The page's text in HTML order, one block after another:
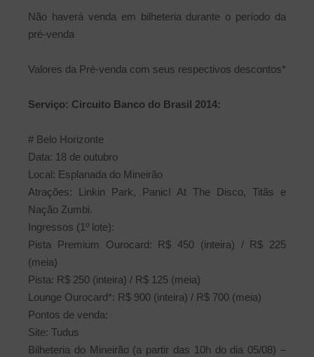
Não haverá venda em bilheteria durante o período da
pré-venda
Valores da Pré-venda com seus respectivos descontos*
Serviço: Circuito Banco do Brasil 2014:
# Belo Horizonte
Data: 18 de outubro
Local: Esplanada do Mineirão
Atrações: Linkin Park, Panic! At The Disco, Titãs e
Nação Zumbi.
Ingressos (1º lote):
Pista Premium Ourocard: R$ 450 (inteira) / R$ 225
(meia)
Pista: R$ 250 (inteira) / R$ 125 (meia)
Lounge Ourocard*: R$ 900 (inteira) / R$ 700 (meia)
Pontos de venda:
Site: Tudus
Bilheteria do Mineirão (a partir das 10h do dia 05/08) –